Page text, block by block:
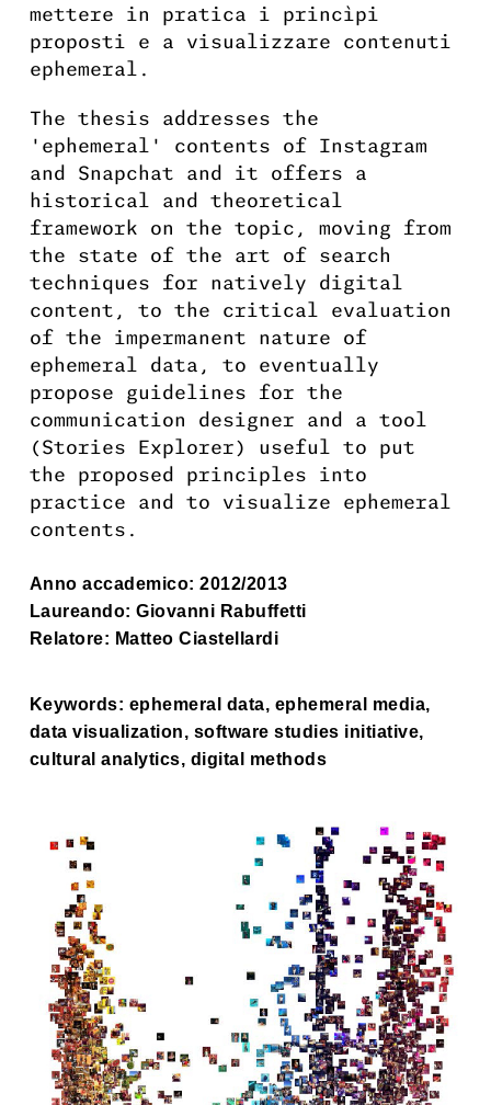
mettere in pratica i princìpi
proposti e a visualizzare contenuti
ephemeral.
The thesis addresses the
"ephemeral" contents of Instagram
and Snapchat and it offers a
historical and theoretical
framework on the topic, moving from
the state of the art of search
techniques for natively digital
content, to the critical evaluation
of the impermanent nature of
ephemeral data, to eventually
propose guidelines for the
communication designer and a tool
(Stories Explorer) useful to put
the proposed principles into
practice and to visualize ephemeral
contents.
Anno accademico: 2012/2013
Laureando: Giovanni Rabuffetti
Relatore: Matteo Ciastellardi
Keywords: ephemeral data, ephemeral media,
data visualization, software studies initiative,
cultural analytics, digital methods